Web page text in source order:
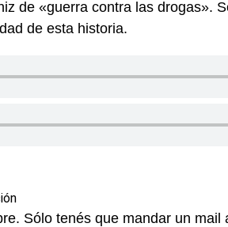
de «guerra contra las drogas».
de esta historia.
Sólo tenés que mandar un mail